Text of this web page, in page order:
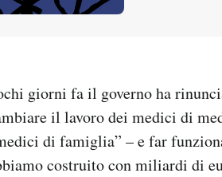
giorni fa il governo ha
il lavoro dei medici di
di famiglia” – e far
costruito con miliardi di